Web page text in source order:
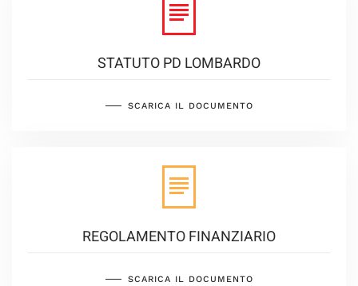
STATUTO PD LOMBARDO
SCARICA IL DOCUMENTO
REGOLAMENTO FINANZIARIO
SCARICA IL DOCUMENTO